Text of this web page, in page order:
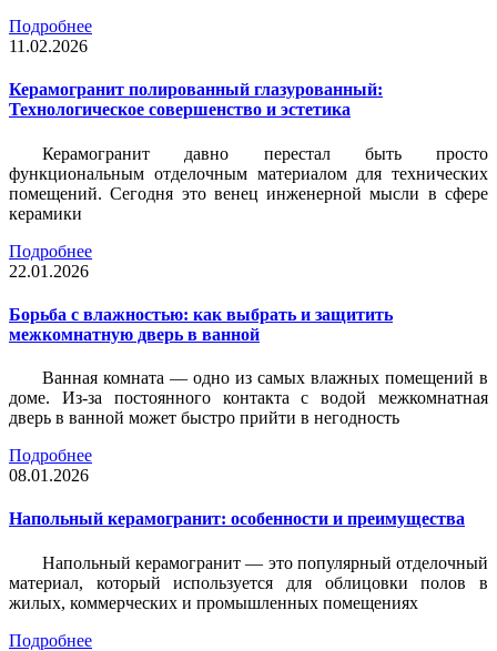
Подробнее
11.02.2026
Керамогранит полированный глазурованный:
Технологическое совершенство и эстетика
Керамогранит давно перестал быть просто
функциональным отделочным материалом для технических
помещений. Сегодня это венец инженерной мысли в сфере
керамики
Подробнее
22.01.2026
Борьба с влажностью: как выбрать и защитить
межкомнатную дверь в ванной
Ванная комната — одно из самых влажных помещений в
доме. Из-за постоянного контакта с водой межкомнатная
дверь в ванной может быстро прийти в негодность
Подробнее
08.01.2026
Напольный керамогранит: особенности и преимущества
Напольный керамогранит — это популярный отделочный
материал, который используется для облицовки полов в
жилых, коммерческих и промышленных помещениях
Подробнее